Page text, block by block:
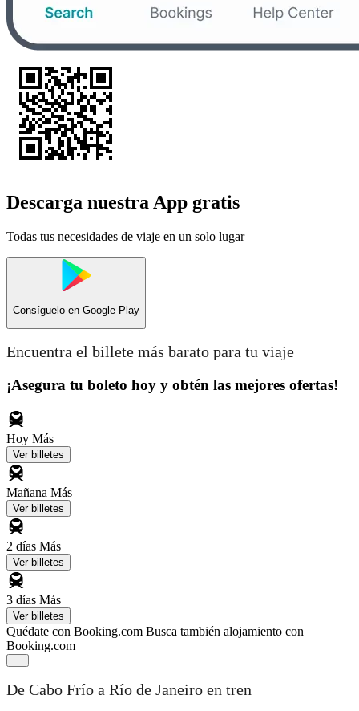
Descarga nuestra App gratis
Todas tus necesidades de viaje en un solo lugar
Consíguelo en Google Play
Encuentra el billete más barato para tu viaje
¡Asegura tu boleto hoy y obtén las mejores ofertas!
Hoy Más
Ver billetes
Mañana Más
Ver billetes
2 días Más
Ver billetes
3 días Más
Ver billetes
Quédate con Booking.com Busca también alojamiento con
Booking.com
De Cabo Frío a Río de Janeiro en tren